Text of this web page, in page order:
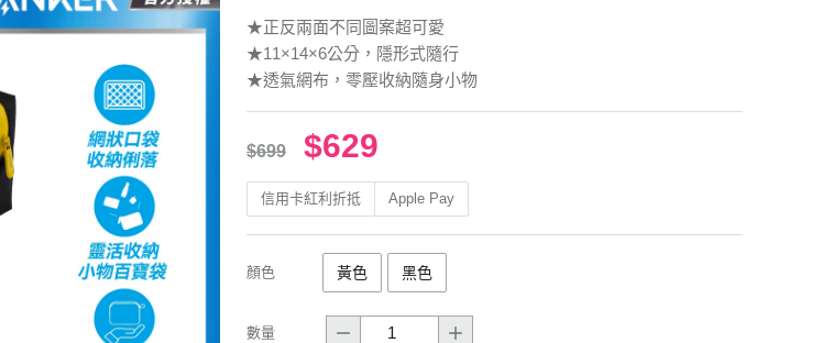
★正反兩面不同圖案超可愛
★11×14×6公分，隱形式隨行
★透氣網布，零壓收納隨身小物
$699 $629
信用卡紅利折抵 Apple Pay
顏色 黃色 黑色
數量